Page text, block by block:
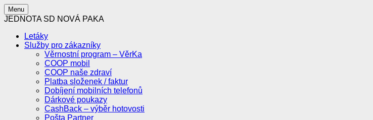
Menu
JEDNOTA SD NOVÁ PAKA
Letáky
Služby pro zákazníky
Věrnostní program – VěrKa
COOP mobil
COOP naše zdraví
Platba složenek / faktur
Dobíjení mobilních telefonů
Dárkové poukazy
CashBack – výběr hotovosti
Pošta Partner